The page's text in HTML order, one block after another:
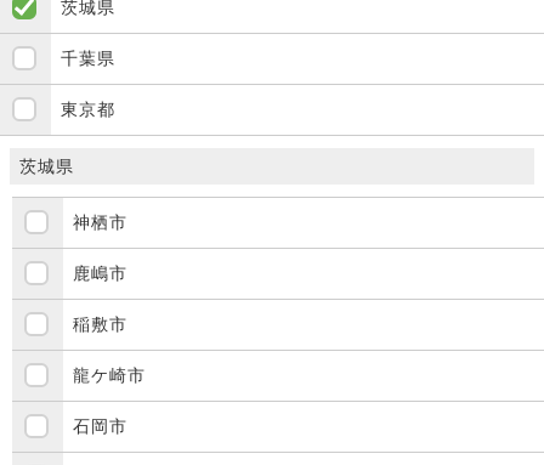
茨城県
千葉県
東京都
茨城県
神栖市
鹿嶋市
稲敷市
龍ケ崎市
石岡市